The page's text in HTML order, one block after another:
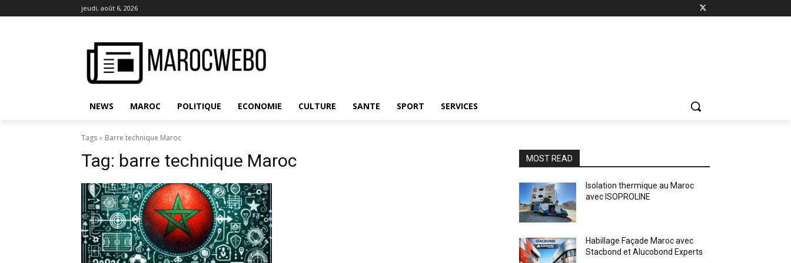
jeudi, août 6, 2026
NEWS MAROC POLITIQUE ECONOMIE CULTURE SANTE SPORT SERVICES
Tags Barre technique Maroc
Tag: barre technique Maroc MOST READ
Isolation thermique au Maroc
avec ISOPROLINE
Habillage Façade Maroc avec
Stacbond et Alucobond Experts